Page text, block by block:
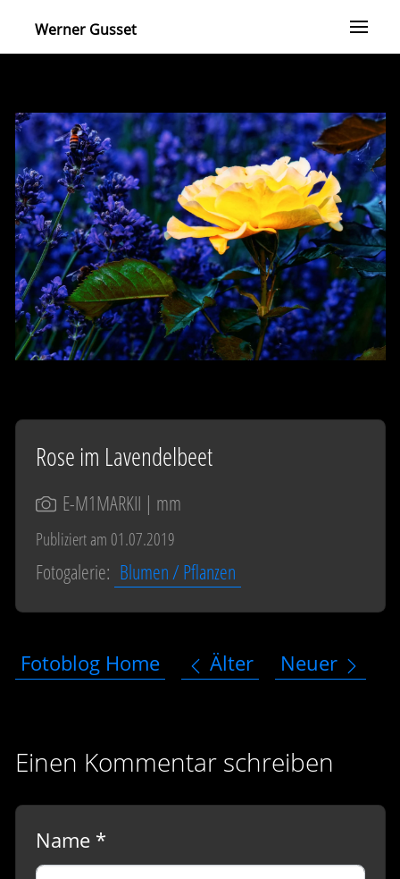
Werner Gusset
Rose im Lavendelbeet
E-M1MARKII | mm
Publiziert am 01.07.2019
Fotogalerie: Blumen / Pflanzen
Fotoblog Home Älter Neuer
Einen Kommentar schreiben
Name *